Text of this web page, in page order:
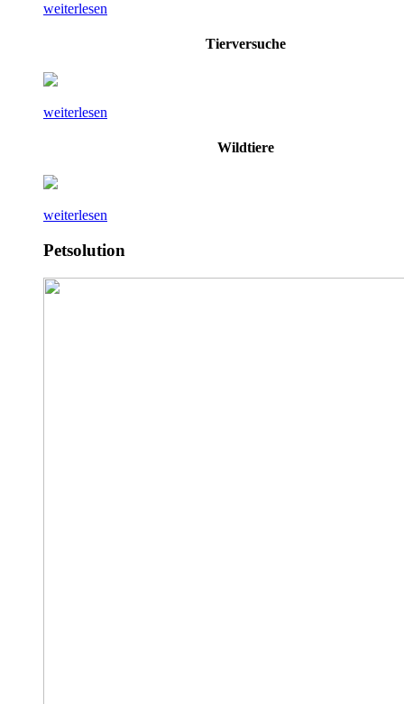
weiterlesen
Tierversuche
weiterlesen
Wildtiere
weiterlesen
Petsolution